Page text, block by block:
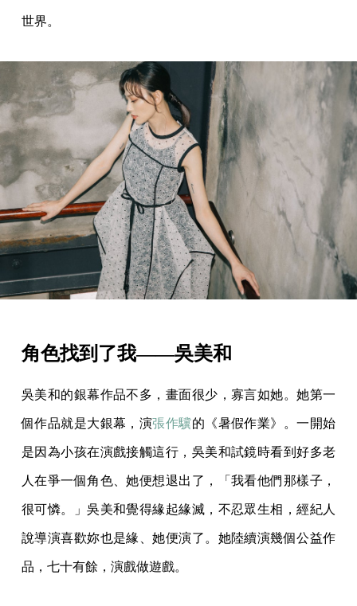
世界。
角色找到了我——吳美和
吳美和的銀幕作品不多，畫面很少，寡言如她。她第一
個作品就是大銀幕，演張作驥的《暑假作業》。一開始
是因為小孩在演戲接觸這行，吳美和試鏡時看到好多老
人在爭一個角色、她便想退出了，「我看他們那樣子，
很可憐。」吳美和覺得緣起緣滅，不忍眾生相，經紀人
說導演喜歡妳也是緣、她便演了。她陸續演幾個公益作
品，七十有餘，演戲做遊戲。